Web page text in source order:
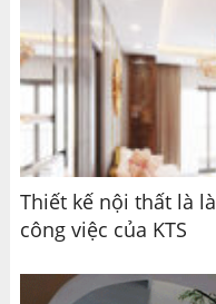
Thiết kế nội thất là
công việc của KTS